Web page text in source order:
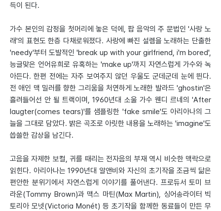
득이 된다.
가수 본인의 감정을 첫머리에 놓은 덕에, 팝 음악의 주 문법인 '사랑 노
래'의 표현도 한층 다채로워졌다. 사랑에 빠진 설렘을 노래하는 단출한
'needy'부터 도발적인 'break up with your girlfriend, i'm bored',
능글맞은 언어유희로 유혹하는 'make up'까지 자연스럽게 가수와 녹
아든다. 한편 전에는 자주 보여주지 않던 우울도 군데군데 눈에 띈다.
전 애인 맥 밀러를 향한 그리움을 처연하게 노래한 발라드 'ghostin'은
흘려들어선 안 될 트랙이며, 1960년대 소울 가수 웬디 르네의 'After
laugter(comes tears)'를 샘플링한 'fake smile'도 아리아나의 그
늘을 그대로 담았다. 밝은 곡조로 아릿한 내용을 노래하는 'imagine'도
씁쓸한 감상을 남긴다.
고음을 자제한 보컬, 귀를 때리는 전자음의 부재 역시 비슷한 맥락으로
읽힌다. 아리아나는 1990년대 알앤비와 자신의 초기작을 조금씩 닮은
편안한 분위기에서 자연스럽게 이야기를 풀어낸다. 프로듀서 토미 브
라운(Tommy Brown)과 맥스 마틴(Max Martin), 싱어송라이터 빅
토리아 모넷(Victoria Monét) 등 초기작을 함께한 동료들이 만든 무